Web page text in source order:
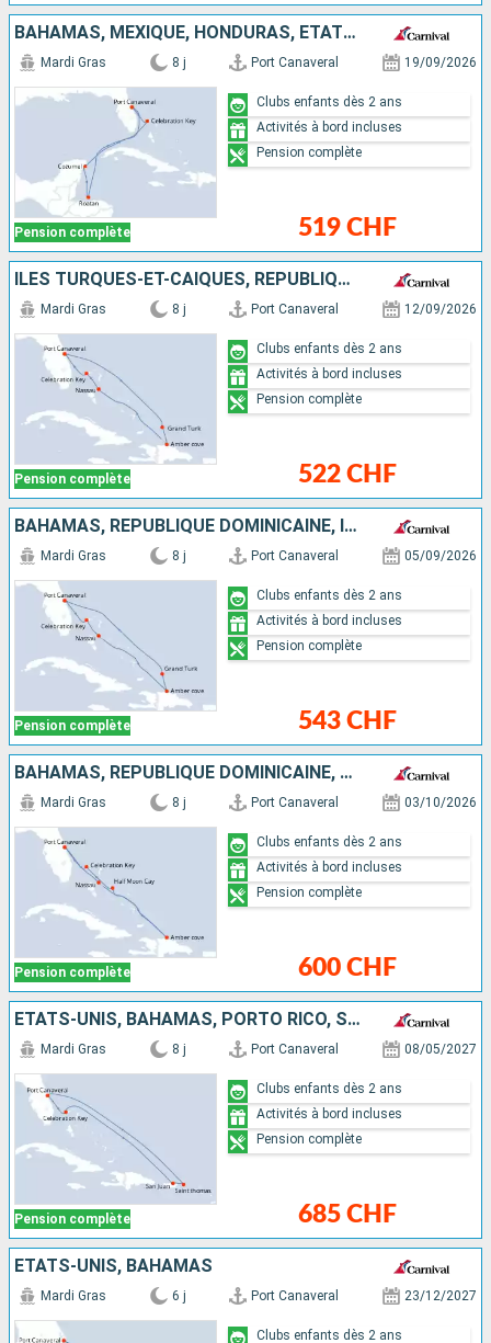
BAHAMAS, MEXIQUE, HONDURAS, ÉTATS-UNIS
Pension complète
Mardi Gras 8 j Port Canaveral 19/09/2026
519 CHF
Clubs enfants dès 2 ans
Activités à bord incluses
Pension complète
ÎLES TURQUES-ET-CAÏQUES, RÉPUBLIQUE DOMINICAINE, BAHAMAS, ÉTATS-UNIS
Pension complète
Mardi Gras 8 j Port Canaveral 12/09/2026
522 CHF
Clubs enfants dès 2 ans
Activités à bord incluses
Pension complète
BAHAMAS, RÉPUBLIQUE DOMINICAINE, ÎLES TURQUES-ET-CAÏQUES, ÉTATS-UNIS
Pension complète
Mardi Gras 8 j Port Canaveral 05/09/2026
543 CHF
Clubs enfants dès 2 ans
Activités à bord incluses
Pension complète
BAHAMAS, RÉPUBLIQUE DOMINICAINE, ÉTATS-UNIS
Pension complète
Mardi Gras 8 j Port Canaveral 03/10/2026
600 CHF
Clubs enfants dès 2 ans
Activités à bord incluses
Pension complète
ÉTATS-UNIS, BAHAMAS, PORTO RICO, SAINT-THOMAS
Pension complète
Mardi Gras 8 j Port Canaveral 08/05/2027
685 CHF
Clubs enfants dès 2 ans
Activités à bord incluses
Pension complète
ÉTATS-UNIS, BAHAMAS
Mardi Gras 6 j Port Canaveral 23/12/2027
Clubs enfants dès 2 ans